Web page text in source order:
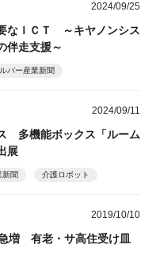
2024/09/25
なＩＣＴ ～キヤノンシス
伴走支援～
バー産業新聞
2024/09/11
多機能ボックス「ルーム
展
新聞 介護ロボット
2019/10/10
増 有老・サ高住受け皿